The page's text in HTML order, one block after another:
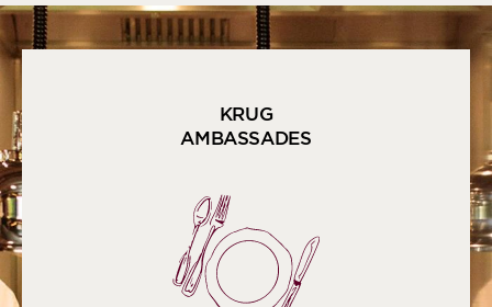
KRUG
AMBASSADES